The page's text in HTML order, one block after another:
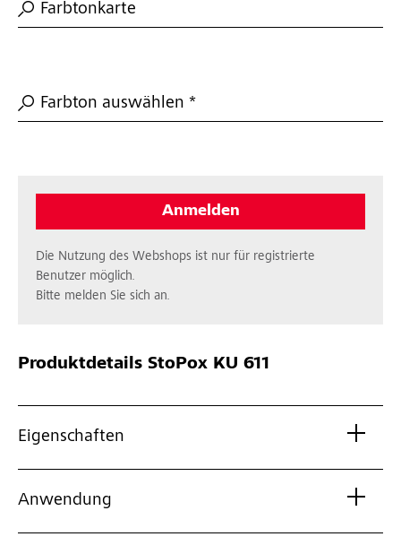
Farbtonkarte
Farbton auswählen *
Anmelden
Die Nutzung des Webshops ist nur für registrierte
Benutzer möglich.
Bitte melden Sie sich an.
Produktdetails StoPox KU 611
Eigenschaften
Anwendung